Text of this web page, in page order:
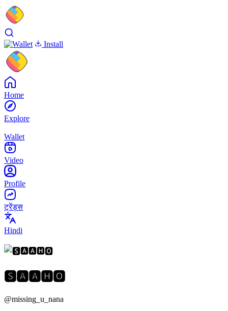
Install
Home
Explore
Wallet
Video
Profile
ट्रेंड्स
Hindi
🆂︎🅰︎🅰︎🅷︎🅾︎
@missing_u_nana